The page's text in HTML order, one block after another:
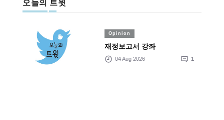
오늘의 트윗
Opinion
재정보고서 강좌
04 Aug 2026 1